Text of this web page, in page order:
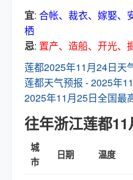
宜: 合帐、裁衣、嫁娶、
栖
忌: 置产、造船、开光、
莲都2025年11月24日天
莲都天气预报 -2025年
2025年11月25日全国最
往年浙江莲都
城
市
日期 温度